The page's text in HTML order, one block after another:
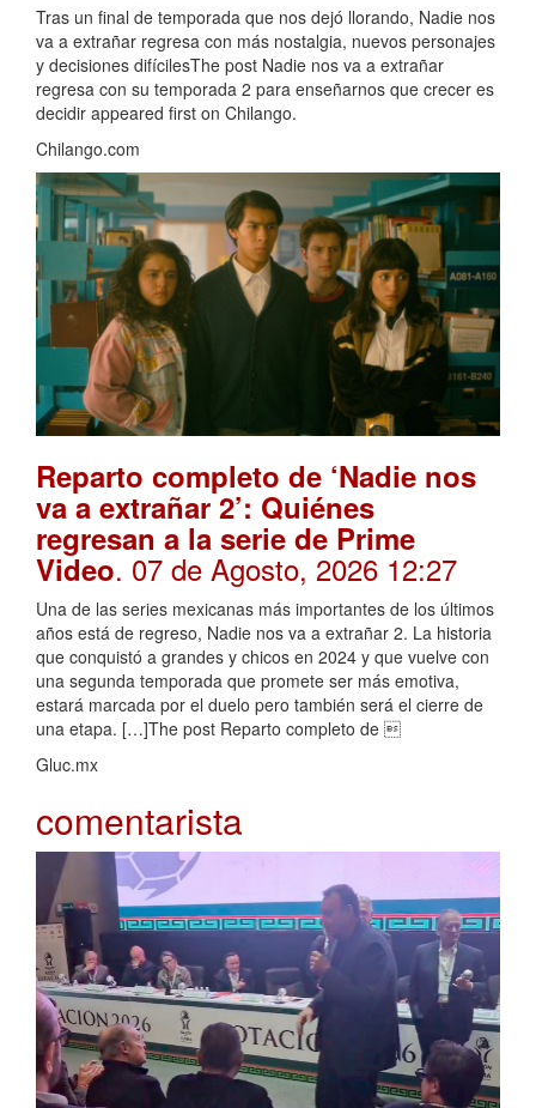
Tras un final de temporada que nos dejó llorando, Nadie nos
va a extrañar regresa con más nostalgia, nuevos personajes
y decisiones difícilesThe post Nadie nos va a extrañar
regresa con su temporada 2 para enseñarnos que crecer es
decidir appeared first on Chilango.
Chilango.com
Reparto completo de ‘Nadie nos
va a extrañar 2’: Quiénes
regresan a la serie de Prime
Video. 07 de Agosto, 2026 12:27
Una de las series mexicanas más importantes de los últimos
años está de regreso, Nadie nos va a extrañar 2. La historia
que conquistó a grandes y chicos en 2024 y que vuelve con
una segunda temporada que promete ser más emotiva,
estará marcada por el duelo pero también será el cierre de
una etapa. […]The post Reparto completo de 
Gluc.mx
comentarista